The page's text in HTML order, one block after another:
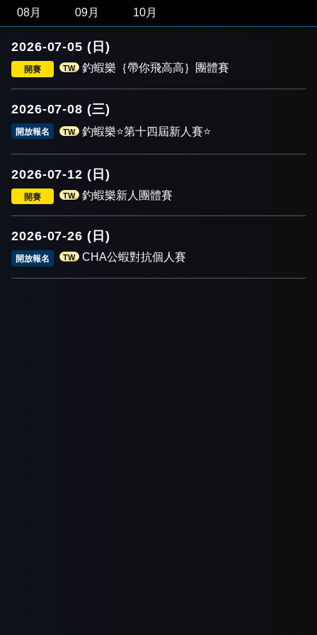
08月 09月 10月
2026-07-05 (日)
開賽 TW 釣蝦樂｛帶你飛高高｝團體賽
2026-07-08 (三)
開放報名 TW 釣蝦樂⭐️第十四屆新人賽⭐️
2026-07-12 (日)
開賽 TW 釣蝦樂新人團體賽
2026-07-26 (日)
開放報名 TW CHA公蝦對抗個人賽